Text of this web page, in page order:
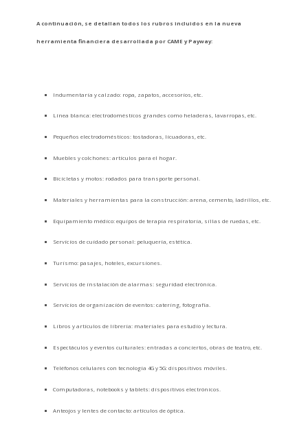
A continuación, se detallan todos los rubros incluidos en la nueva
herramienta financiera desarrollada por CAME y Payway:
Indumentaria y calzado: ropa, zapatos, accesorios, etc.
Línea blanca: electrodomésticos grandes como heladeras, lavarropas, etc.
Pequeños electrodomésticos: tostadoras, licuadoras, etc.
Muebles y colchones: artículos para el hogar.
Bicicletas y motos: rodados para transporte personal.
Materiales y herramientas para la construcción: arena, cemento, ladrillos, etc.
Equipamiento médico: equipos de terapia respiratoria, sillas de ruedas, etc.
Servicios de cuidado personal: peluquería, estética.
Turismo: pasajes, hoteles, excursiones.
Servicios de instalación de alarmas: seguridad electrónica.
Servicios de organización de eventos: catering, fotografía.
Libros y artículos de librería: materiales para estudio y lectura.
Espectáculos y eventos culturales: entradas a conciertos, obras de teatro, etc.
Teléfonos celulares con tecnología 4G y 5G: dispositivos móviles.
Computadoras, notebooks y tablets: dispositivos electrónicos.
Anteojos y lentes de contacto: artículos de óptica.